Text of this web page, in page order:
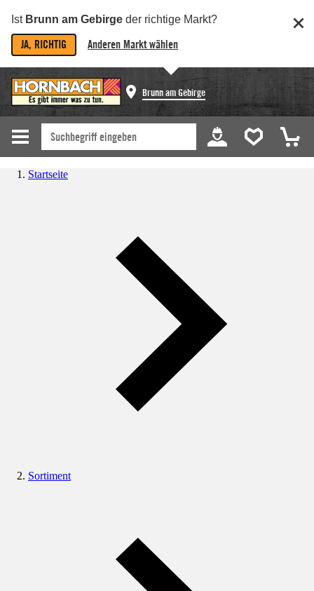
Ist Brunn am Gebirge der richtige Markt?
JA, RICHTIG Anderen Markt wählen
Brunn am Gebirge
Startseite
Sortiment